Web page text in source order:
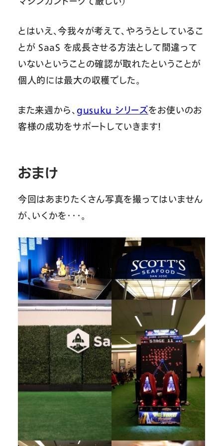
とはいえ、今我々が考えて、やろうとしているこ
とが SaaS を成長させる方法として間違って
いないということの確認が取れたということが
個人的には最大の収穫でした。
また来週から、 gusuku シリーズをお使いのお
客様の成功をサポートしていきます！
おまけ
今回はあまりたくさん写真を撮ってはいません
が、いくかを・・・。